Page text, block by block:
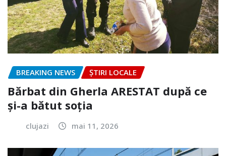
BREAKING NEWS ȘTIRI LOCALE
Bărbat din Gherla ARESTAT după ce
și-a bătut soția
clujazi mai 11, 2026